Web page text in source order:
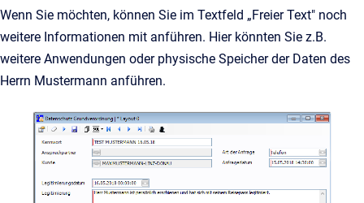
Wenn Sie möchten, können Sie im Textfeld „Freier Text" noch
weitere Informationen mit anführen. Hier könnten Sie z.B.
weitere Anwendungen oder physische Speicher der Daten des
Herrn Mustermann anführen.